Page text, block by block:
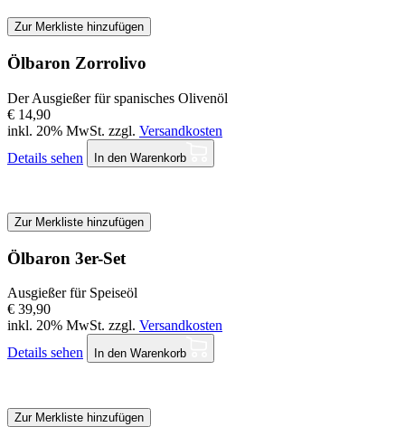
Zur Merkliste hinzufügen
Ölbaron Zorrolivo
Der Ausgießer für spanisches Olivenöl
€ 14,90
inkl. 20% MwSt. zzgl. Versandkosten
Details sehen
In den Warenkorb
Zur Merkliste hinzufügen
Ölbaron 3er-Set
Ausgießer für Speiseöl
€ 39,90
inkl. 20% MwSt. zzgl. Versandkosten
Details sehen
In den Warenkorb
Zur Merkliste hinzufügen